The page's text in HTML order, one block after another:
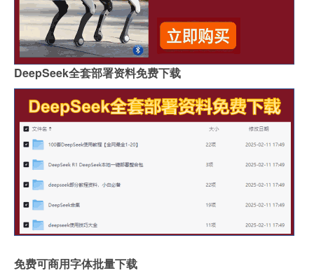
DeepSeek全套部署资料免费下载
免费可商用字体批量下载